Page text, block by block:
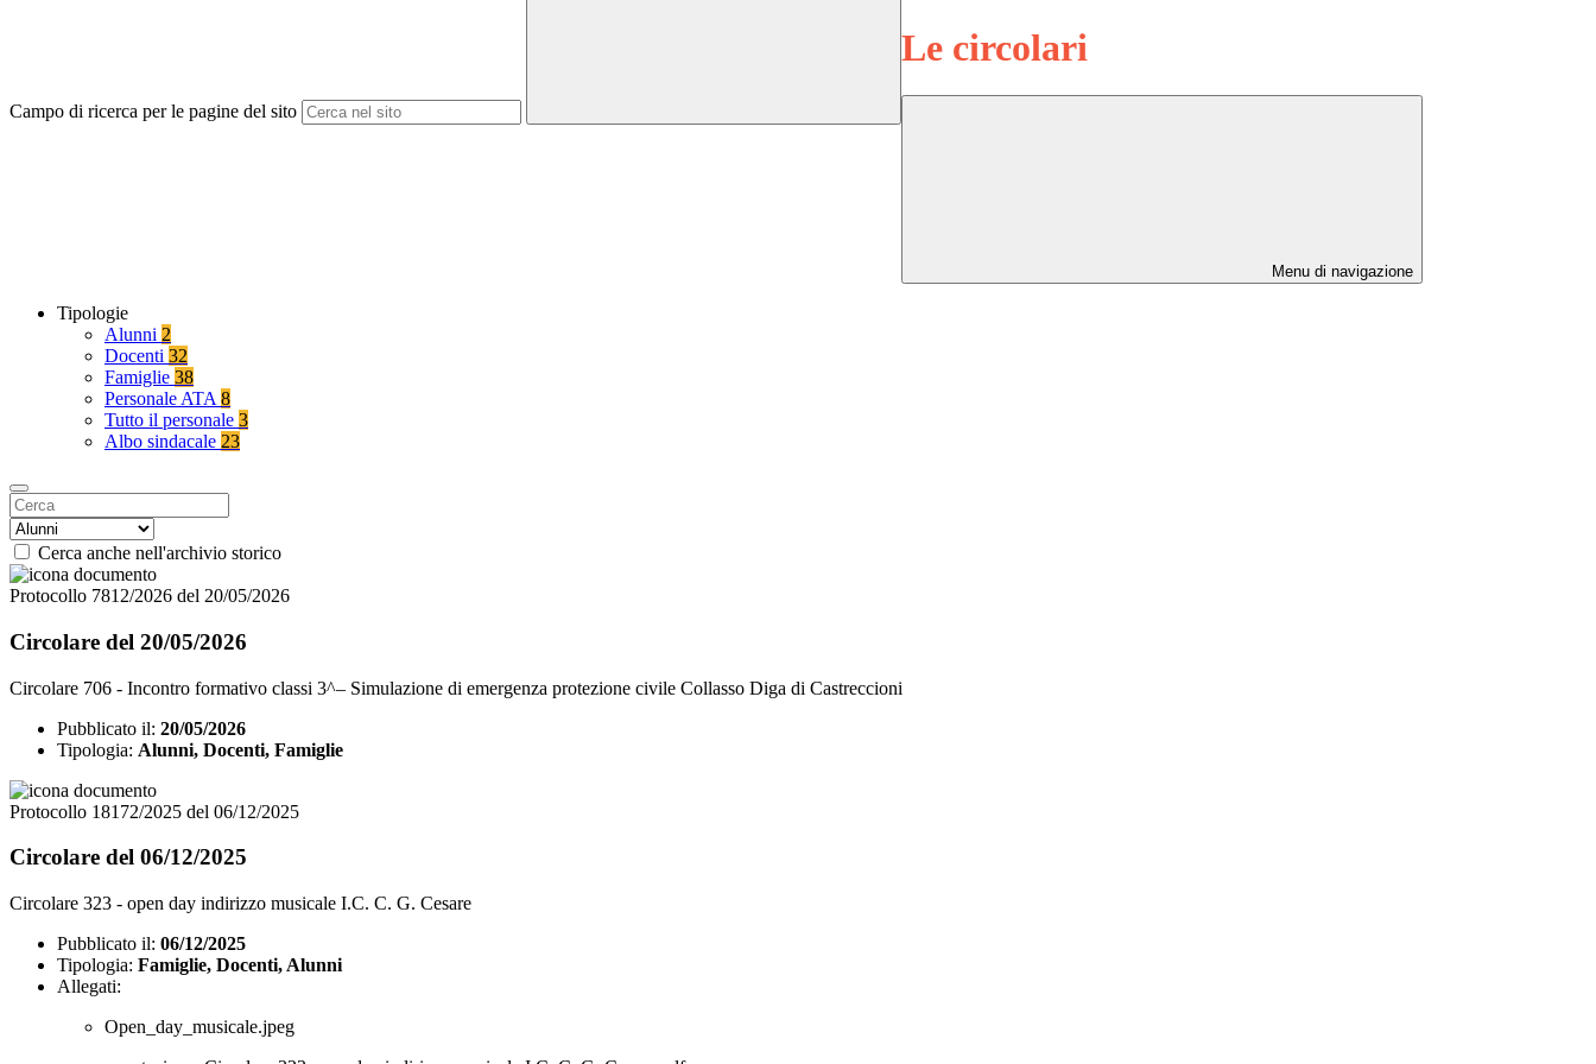
Campo di ricerca per le pagine del sito
Le circolari
Menu di navigazione
Tipologie
Alunni 2
Docenti 32
Famiglie 38
Personale ATA 8
Tutto il personale 3
Albo sindacale 23
Cerca anche nell'archivio storico
Protocollo 7812/2026 del 20/05/2026
Circolare del 20/05/2026
Circolare 706 - Incontro formativo classi 3^– Simulazione di emergenza protezione civile Collasso Diga di Castreccioni
Pubblicato il: 20/05/2026
Tipologia: Alunni, Docenti, Famiglie
Protocollo 18172/2025 del 06/12/2025
Circolare del 06/12/2025
Circolare 323 - open day indirizzo musicale I.C. C. G. Cesare
Pubblicato il: 06/12/2025
Tipologia: Famiglie, Docenti, Alunni
Allegati:
Open_day_musicale.jpeg